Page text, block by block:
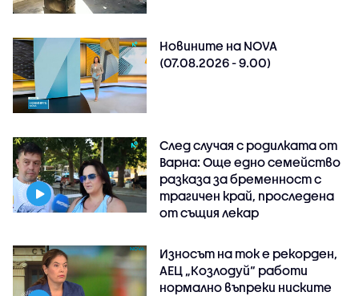
Новините на NOVA
(07.08.2026 - 9.00)
След случая с родилката от
Варна: Още едно семейство
разказа за бременност с
трагичен край, проследена
от същия лекар
Износът на ток е рекорден,
АЕЦ „Козлодуй“ работи
нормално въпреки ниските